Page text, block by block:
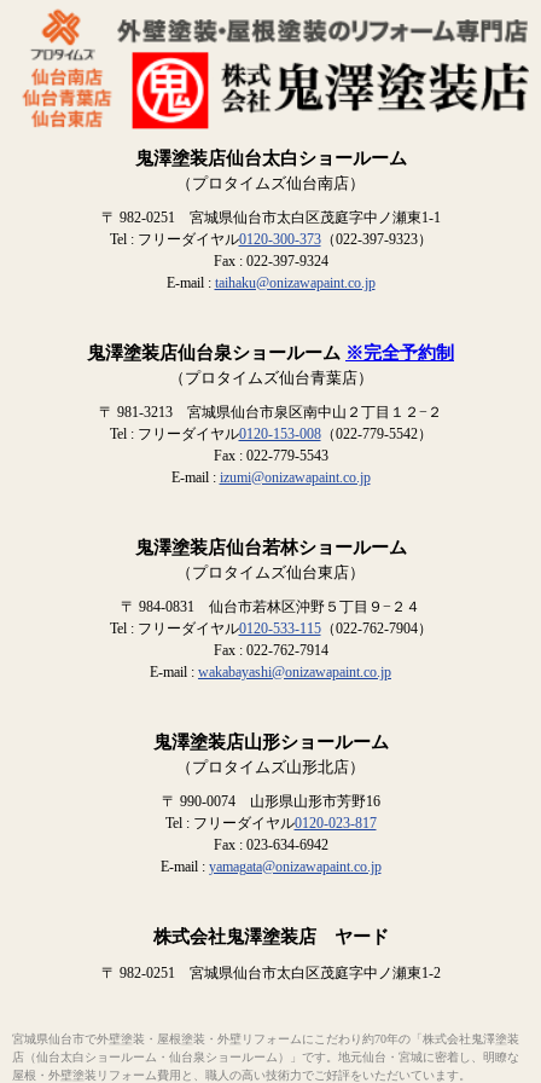
鬼澤塗装店仙台太白ショールーム
（プロタイムズ仙台南店）
〒 982-0251 宮城県仙台市太白区茂庭字中ノ瀬東1-1
Tel : フリーダイヤル0120-300-373（022-397-9323）
Fax : 022-397-9324
E-mail : taihaku@onizawapaint.co.jp
鬼澤塗装店仙台泉ショールーム ※完全予約制
（プロタイムズ仙台青葉店）
〒 981-3213 宮城県仙台市泉区南中山２丁目１２−２
Tel : フリーダイヤル0120-153-008（022-779-5542）
Fax : 022-779-5543
E-mail : izumi@onizawapaint.co.jp
鬼澤塗装店仙台若林ショールーム
（プロタイムズ仙台東店）
〒 984-0831 仙台市若林区沖野５丁目９−２４
Tel : フリーダイヤル0120-533-115（022-762-7904）
Fax : 022-762-7914
E-mail : wakabayashi@onizawapaint.co.jp
鬼澤塗装店山形ショールーム
（プロタイムズ山形北店）
〒 990-0074 山形県山形市芳野16
Tel : フリーダイヤル0120-023-817
Fax : 023-634-6942
E-mail : yamagata@onizawapaint.co.jp
株式会社鬼澤塗装店 ヤード
〒 982-0251 宮城県仙台市太白区茂庭字中ノ瀬東1-2
宮城県仙台市で外壁塗装・屋根塗装・外壁リフォームにこだわり約70年の「株式会社鬼澤塗装
店（仙台太白ショールーム・仙台泉ショールーム）」です。地元仙台・宮城に密着し、明瞭な
屋根・外壁塗装リフォーム費用と、職人の高い技術力でご好評をいただいています。